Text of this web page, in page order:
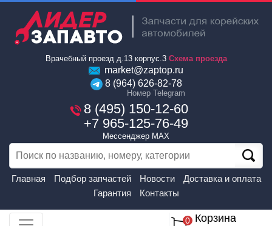
Врачебный проезд д.13 корпус.3 Схема проезда
market@zaptop.ru
8 (964) 626-82-78
Номер Telegram
8 (495) 150-12-60
+7 965-125-76-49
Мессенджер MAX
Главная Подбор запчастей Новости
Доставка и оплата
Гарантия
Контакты
0 Корзина